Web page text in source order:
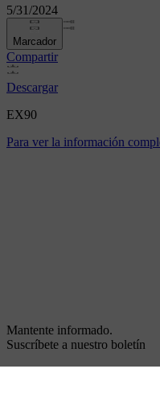
5/31/2024
Marcador
Compartir
Descargar
EX90
Para ver la información